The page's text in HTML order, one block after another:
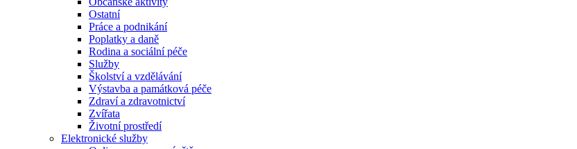
Ostatní
Práce a podnikání
Poplatky a daně
Rodina a sociální péče
Služby
Školství a vzdělávání
Výstavba a památková péče
Zdraví a zdravotnictví
Zvířata
Životní prostředí
Elektronické služby